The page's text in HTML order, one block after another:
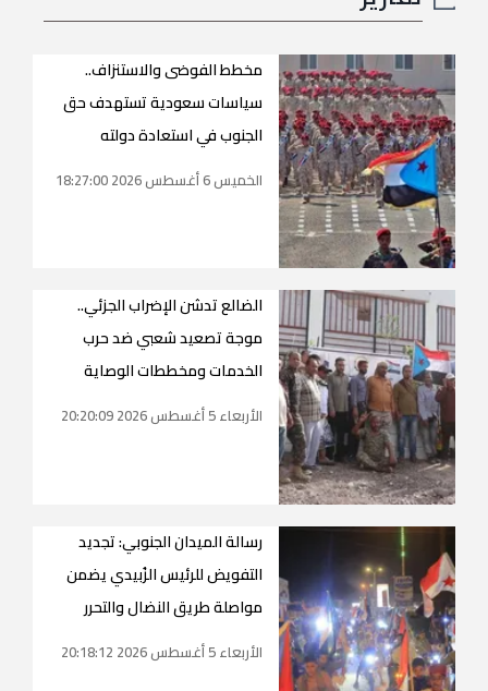
مخطط الفوضى والاستنزاف..
سياسات سعودية تستهدف حق
الجنوب في استعادة دولته
الخميس 6 أغسطس 2026 18:27:00
الضالع تدشن الإضراب الجزئي..
موجة تصعيد شعبي ضد حرب
الخدمات ومخططات الوصاية
الأربعاء 5 أغسطس 2026 20:20:09
رسالة الميدان الجنوبي: تجديد
التفويض للرئيس الزُبيدي يضمن
مواصلة طريق النضال والتحرر
الأربعاء 5 أغسطس 2026 20:18:12